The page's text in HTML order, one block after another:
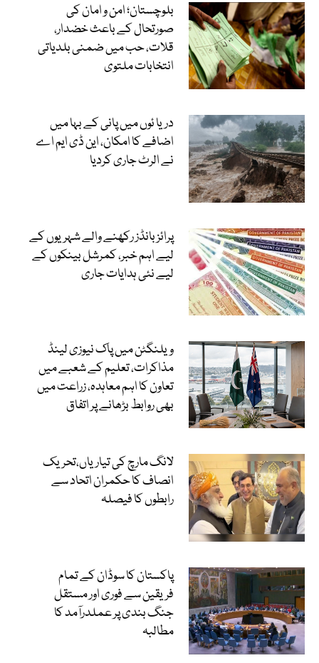
بلوچستان؛ امن و امان کی
صورتحال کے باعث خضدار،
قلات، حب میں ضمنی بلدیاتی
انتخابات ملتوی
دریا ئوں میں پانی کے بہا میں
اضافے کا امکان، این ڈی ایم اے
نے الرٹ جاری کردیا
پرائز بانڈز رکھنے والے شہریوں کے
لیے اہم خبر، کمرشل بینکوں کے
لیے نئی ہدایات جاری
ویلنگٹن میں پاک نیوزی لینڈ
مذاکرات، تعلیم کے شعبے میں
تعاون کا اہم معاہدہ، زراعت میں
بھی روابط بڑھانے پر اتفاق
لانگ مارچ کی تیاریاں،تحریک
انصاف کا حکمران اتحاد سے
رابطوں کا فیصلہ
پاکستان کا سوڈان کے تمام
فریقین سے فوری اور مستقل
جنگ بندی پر عملدرآمد کا
مطالبہ